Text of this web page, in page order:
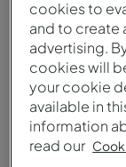
¿Estás
cookies to
and to create
advertising.
cookies will
your cookie
available in
information
read our